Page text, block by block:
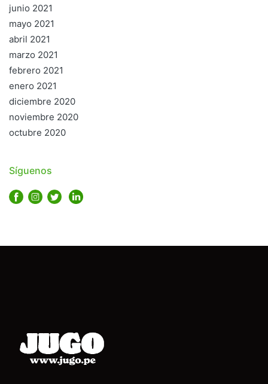
junio 2021
mayo 2021
abril 2021
marzo 2021
febrero 2021
enero 2021
diciembre 2020
noviembre 2020
octubre 2020
Síguenos